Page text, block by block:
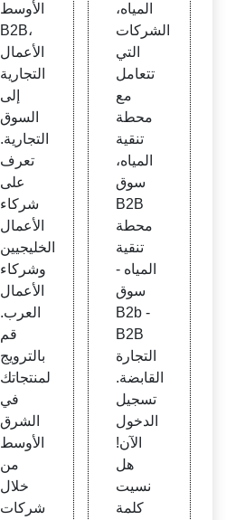
ية - م
عالجة
المياه
- دليل
الأعما
ل الت
جارية
في ال
شرق
الأوس
ط B2
B - ال
كوي
ت، م
وريتا
نيا، ال
مملك
ة العر
بية ال
سعود
ية ال
شركا
ت، ال
الأوسط
B2B،
الأعمال
التجارية
إلى
السوق
التجارية.
تعرف
على
شركاء
الأعمال
الخليجيين
وشركاء
الأعمال
العرب.
قم
بالترويج
لمنتجاتك
في
الشرق
الأوسط
من
خلال
شركات
نقية ال
مياه -
سوق
B2B
- الم
ن وال
مصدر
ون وا
لمورد
مستو
ردون
المياه،
الشركات
التي
تتعامل
مع
محطة
تنقية
المياه،
سوق
B2B
محطة
تنقية
المياه -
سوق
B2b -
B2B
التجارة
القابضة.
تسجيل
الدخول
الآن!
هل
نسيت
كلمة